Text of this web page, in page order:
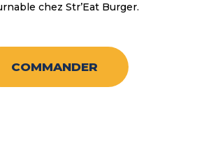
chez Str’Eat Burger.
COMMANDER